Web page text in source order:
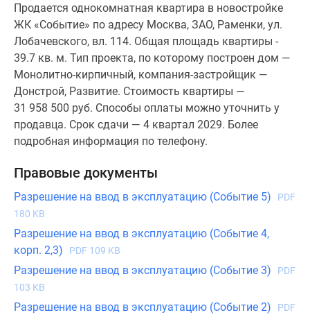
Продается однокомнатная квартира в новостройке
ЖК «Событие» по адресу Москва, ЗАО, Раменки, ул.
Лобачевского, вл. 114. Общая площадь квартиры -
39.7 кв. м. Тип проекта, по которому построен дом —
Монолитно-кирпичный, компания-застройщик —
Донстрой, Развитие. Стоимость квартиры —
31 958 500 руб. Способы оплаты можно уточнить у
продавца. Срок сдачи — 4 квартал 2029. Более
подробная информация по телефону.
Правовые документы
Разрешение на ввод в эксплуатацию (Событие 5)
PDF
180 KB
Разрешение на ввод в эксплуатацию (Событие 4,
корп. 2,3)
PDF 109 KB
Разрешение на ввод в эксплуатацию (Событие 3)
PDF
103 KB
Разрешение на ввод в эксплуатацию (Событие 2)
PDF